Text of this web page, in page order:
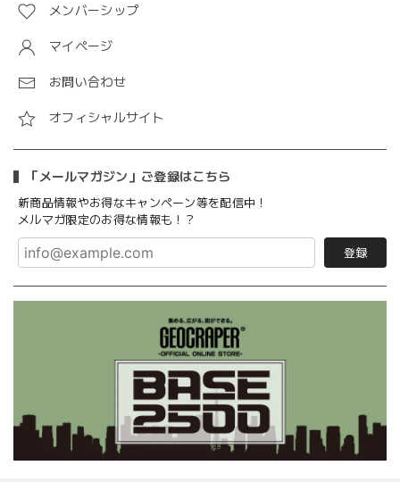
メンバーシップ
マイページ
お問い合わせ
オフィシャルサイト
「メールマガジン」ご登録はこちら
新商品情報やお得なキャンペーン等を配信中！
メルマガ限定のお得な情報も！？
登録